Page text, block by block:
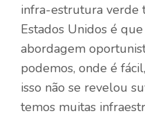
infra-estrutura verde
Estados Unidos é
abordagem
podemos, onde é
isso não se revelou
temos muitas